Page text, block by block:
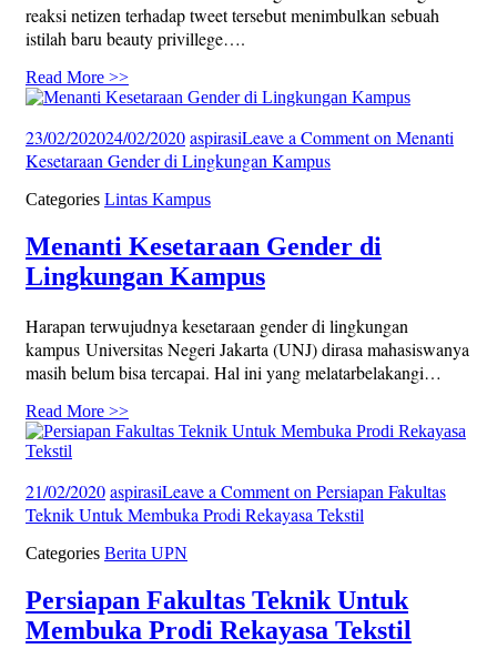
reaksi netizen terhadap tweet tersebut menimbulkan sebuah
istilah baru beauty privillege….
Read More >>
23/02/202024/02/2020aspirasiLeave a Commenton Menanti
Kesetaraan Gender di Lingkungan Kampus
Categories Lintas Kampus
Menanti Kesetaraan Gender di
Lingkungan Kampus
Harapan terwujudnya kesetaraan gender di lingkungan
kampus Universitas Negeri Jakarta (UNJ) dirasa mahasiswanya
masih belum bisa tercapai. Hal ini yang melatarbelakangi…
Read More >>
21/02/2020aspirasiLeave a Commenton Persiapan Fakultas
Teknik Untuk Membuka Prodi Rekayasa Tekstil
Categories Berita UPN
Persiapan Fakultas Teknik Untuk
Membuka Prodi Rekayasa Tekstil